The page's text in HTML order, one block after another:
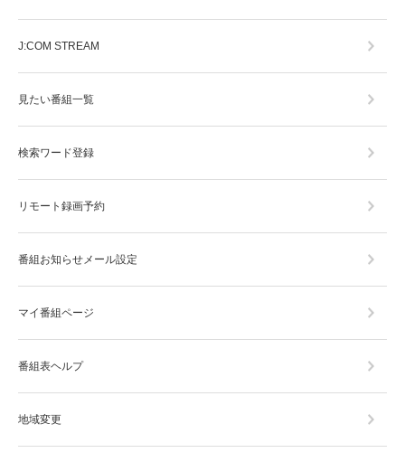
J:COM STREAM
見たい番組一覧
検索ワード登録
リモート録画予約
番組お知らせメール設定
マイ番組ページ
番組表ヘルプ
地域変更